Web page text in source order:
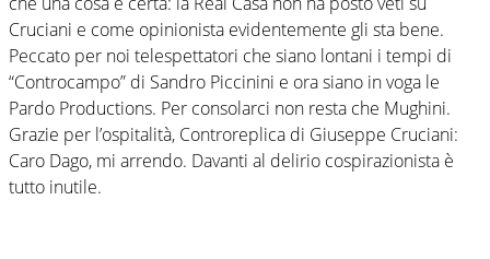
Cruciani e come opinionista evidentemente gli sta bene.
Peccato per noi telespettatori che siano lontani i tempi di
“Controcampo” di Sandro Piccinini e ora siano in voga le
Pardo Productions. Per consolarci non resta che Mughini.
Grazie per l’ospitalità, Controreplica di Giuseppe Cruciani:
Caro Dago, mi arrendo. Davanti al delirio cospirazionista è
tutto inutile.